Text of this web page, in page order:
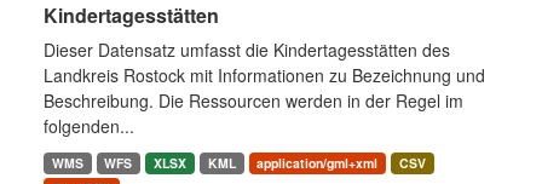
Kindertagesstätten
Dieser Datensatz umfasst die Kindertagesstätten des
Landkreis Rostock mit Informationen zu Bezeichnung und
Beschreibung. Die Ressourcen werden in der Regel im
folgenden...
WMS WFS XLSX KML application/gml+xml
CSV